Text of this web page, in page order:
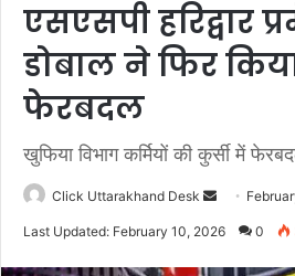
एसएसपी हरिद्वार
डोबाल ने फिर
फेरबदल
खुफिया विभाग कर्मियों की कुर्सी में
Click Uttarakhand Desk
e
Last Updated: February 10, 2026 0